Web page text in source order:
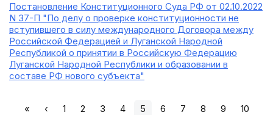
Постановление Конституционного Суда РФ от 02.10.2022
N 37-П "По делу о проверке конституционности не
вступившего в силу международного Договора между
Российской Федерацией и Луганской Народной
Республикой о принятии в Российскую Федерацию
Луганской Народной Республики и образовании в
составе РФ нового субъекта"
« ‹ 1 2 3 4 5 6 7 8 9 10